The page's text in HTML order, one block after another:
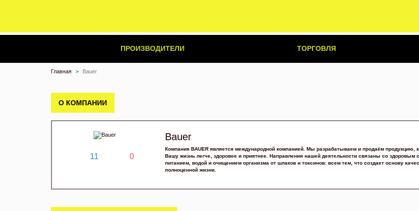
ПРОИЗВОДИТЕЛИ ТОРГОВЛЯ
Главная Bauer
О КОМПАНИИ
11 0
Bauer
Компания BAUER является международной компанией. Мы разрабатываем и продаём продукцию,
Вашу жизнь легче, здоровее и приятнее. Направления нашей деятельности связаны со здоровым
питанием, водой и очищением организма от шлаков и токсинов: всем тем, что создает основу
полноценной жизни.